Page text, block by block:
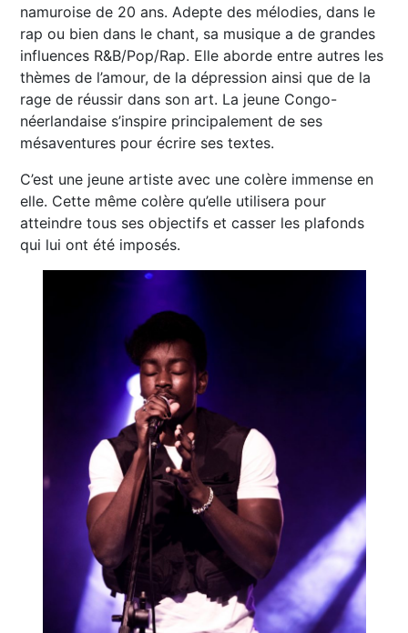
namuroise de 20 ans. Adepte des mélodies, dans le
rap ou bien dans le chant, sa musique a de grandes
influences R&B/Pop/Rap. Elle aborde entre autres les
thèmes de l’amour, de la dépression ainsi que de la
rage de réussir dans son art. La jeune Congo-
néerlandaise s’inspire principalement de ses
mésaventures pour écrire ses textes.
C’est une jeune artiste avec une colère immense en
elle. Cette même colère qu’elle utilisera pour
atteindre tous ses objectifs et casser les plafonds
qui lui ont été imposés.